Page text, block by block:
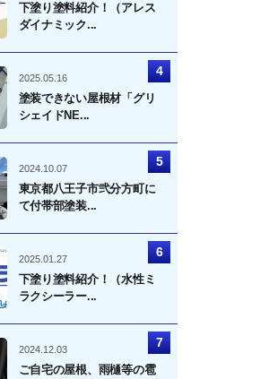
下塗り塗料紹介！（アレス
ダイナミック...
2025.05.16
塗装できない屋根材「グリ
シェイドNE...
2024.10.07
東京都八王子市弐分方町に
て付帯部塗装...
2025.01.27
下塗り塗料紹介！（水性ミ
ラクシーラー...
2024.12.03
ご自宅の屋根、雨樋等の雹